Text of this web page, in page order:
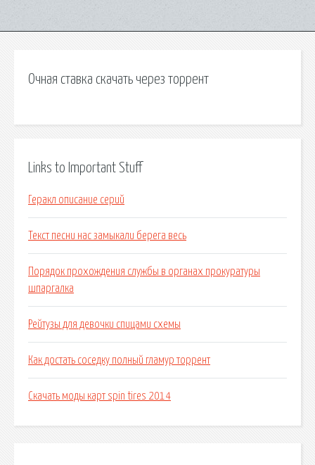
Очная ставка скачать через торрент
Links to Important Stuff
Геракл описание серий
Текст песни нас замыкали берега весь
Порядок прохождения службы в органах прокуратуры
шпаргалка
Рейтузы для девочки спицами схемы
Как достать соседку полный гламур торрент
Скачать моды карт spin tires 2014